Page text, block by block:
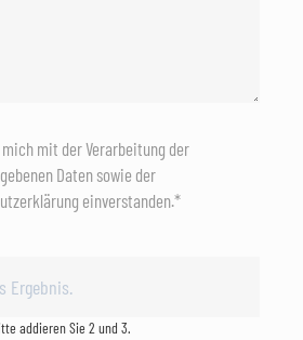
mit der Verarbeitung der
Daten sowie der
einverstanden.*
addieren Sie 2 und 3.